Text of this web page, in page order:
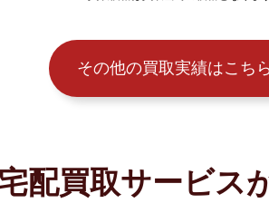
その他の買取実績はこちら
配買取サービス